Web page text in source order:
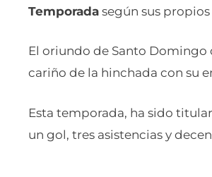
Temporada según sus
El oriundo de Santo Domingo
cariño de la hinchada con su
Esta temporada, ha sido
un gol, tres asistencias y